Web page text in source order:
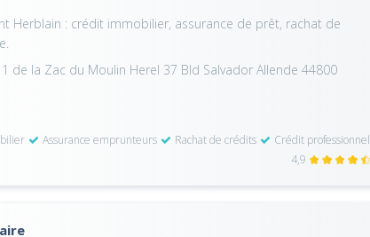
Herblain : crédit immobilier, assurance de prêt, rachat de
de la Zac du Moulin Herel 37 Bld Salvador Allende 44800
Assurance emprunteurs Rachat de crédits
Crédit professionnel
4,9